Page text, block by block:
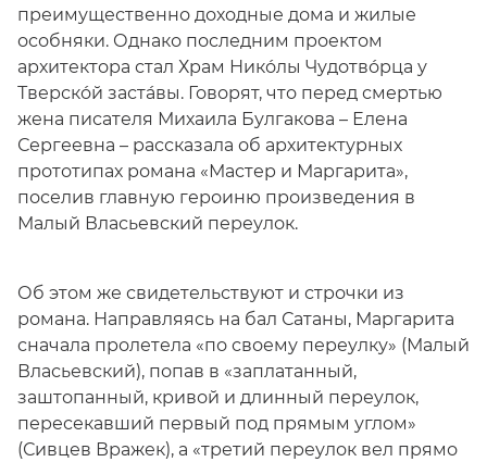
преимущественно доходные дома и жилые
особняки. Однако последним проектом
архитектора стал Храм Нико́лы Чудотво́рца у
Тверско́й заста́вы. Говорят, что перед смертью
жена писателя Михаила Булгакова – Елена
Сергеевна – рассказала об архитектурных
прототипах романа «Мастер и Маргарита»,
поселив главную героиню произведения в
Малый Власьевский переулок.
Об этом же свидетельствуют и строчки из
романа. Направляясь на бал Сатаны, Маргарита
сначала пролетела «по своему переулку» (Малый
Власьевский), попав в «заплатанный,
заштопанный, кривой и длинный переулок,
пересекавший первый под прямым углом»
(Сивцев Вражек), а «третий переулок вел прямо